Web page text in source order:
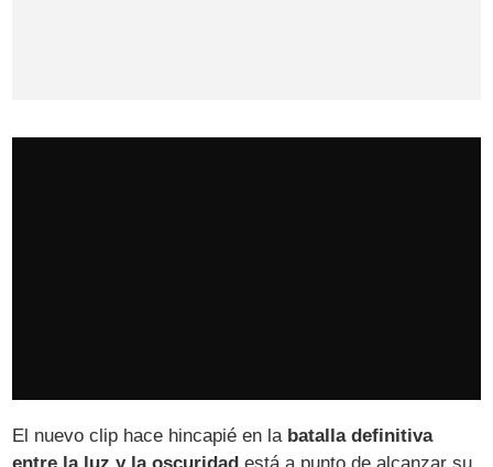
El nuevo clip hace hincapié en labatalla definitiva